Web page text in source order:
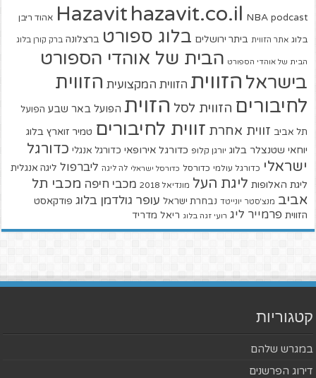
Hazavit hazavit.co.il NBA podcast אהוד ריבן
בלוג אתר הזווית ביתר ירושלים בלוג ספורט ברצלונה ברק קורן בלוג
הבית של אוהדי הספורט הבית של אוהדי הספורט
בישראל הזווית הזווית המקצועית הזווית
לחיבורים הזווית לסל הזוית הפועל באר שבע הפועל
תל אביב זווית אחרת זווית לחיבורים טמיר זוארץ בלוג
יוחאי שטנצלר בלוג יורגן קלופ כדורגל אירופאי כדורגל אנגלי כדורגל
ישראלי כדורגל עולמי כדורסל כדורסל ישראלי לה ליגה ליברפול ליגה אנגלית
ליגת האלופות ליגת העל מונדיאל 2018 מכבי חיפה מכבי תל
אביב מנצ'סטר יונייטד נבחרת ישראל עופר גולדמן בלוג פודקאסט
הזווית פרמייר ליג רועי זגה בלוג ריאל מדריד
קטגוריות
במגרש שלהם
דירוג הפרשנים